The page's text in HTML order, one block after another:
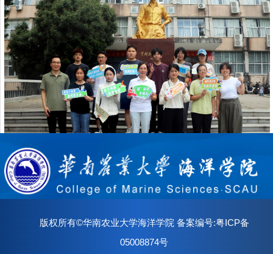
版权所有©华南农业大学海洋学院 备案编号:粤ICP备
05008874号